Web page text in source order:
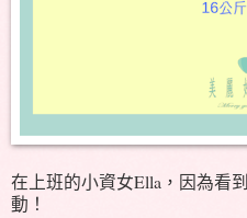
在上班的小資女Ella，因為看
動！